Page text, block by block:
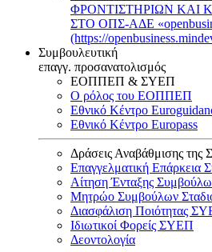
ΦΡΟΝΤΙΣΤΗΡΙΩΝ ΚΑΙ
ΣΤΟ ΟΠΣ-ΑΔΕ
(https://
Συμβουλευτική
επαγγ. προσανατολισμός
ΕΟΠΠΕΠ & ΣΥΕΠ
Ο ρόλος του ΕΟΠΠΕΠ
Εθνικό Κέντρο
Εθνικό Κέντρο Europass
Δράσεις Αναβάθμισης
Επαγγελματική Επάρκεια
Αίτηση Ένταξης
Μητρώο Συμβούλων
Διασφάλιση Ποιότητας
Ιδιωτικοί Φορείς ΣΥΕΠ
Δεοντολογία